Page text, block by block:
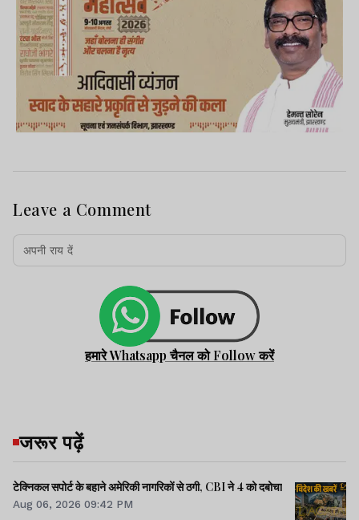
Leave a Comment
हमारे Whatsapp चैनल को Follow करें
जरूर पढ़ें
टेक्निकल सपोर्ट के बहाने अमेरिकी नागरिकों से ठगी, CBI ने 4 को दबोचा
Aug 06, 2026 09:42 PM